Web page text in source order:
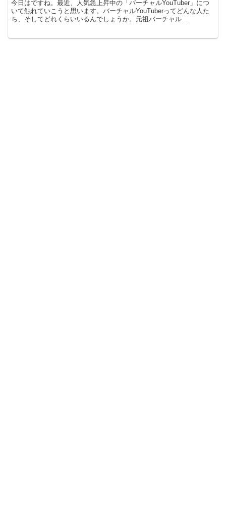
今日はですね。最近、人気急上昇中の「バーチャルYouTuber」につ
いて触れていこうと思います。バーチャルYouTuberってどんな人た
ち、そしてどれくらいいるんでしょうか。元祖バーチャル